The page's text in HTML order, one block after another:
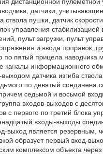
датчики,
ствола пушки, датчик
управления
пульт загрузки, пульт
и ввода поправок,
по пятый прицела
информационного
датчика изгиба
по девятый соединена
седьмой и восьмой
входов-выходов с
с первого по третий блока
входы-выходы
выход является резервным,
образует первый вход-
комплексом объекта